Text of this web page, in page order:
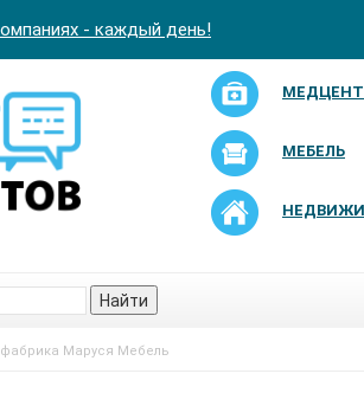
- каждый день!
МЕБЕЛЬ
Найти
Маруся Мебель